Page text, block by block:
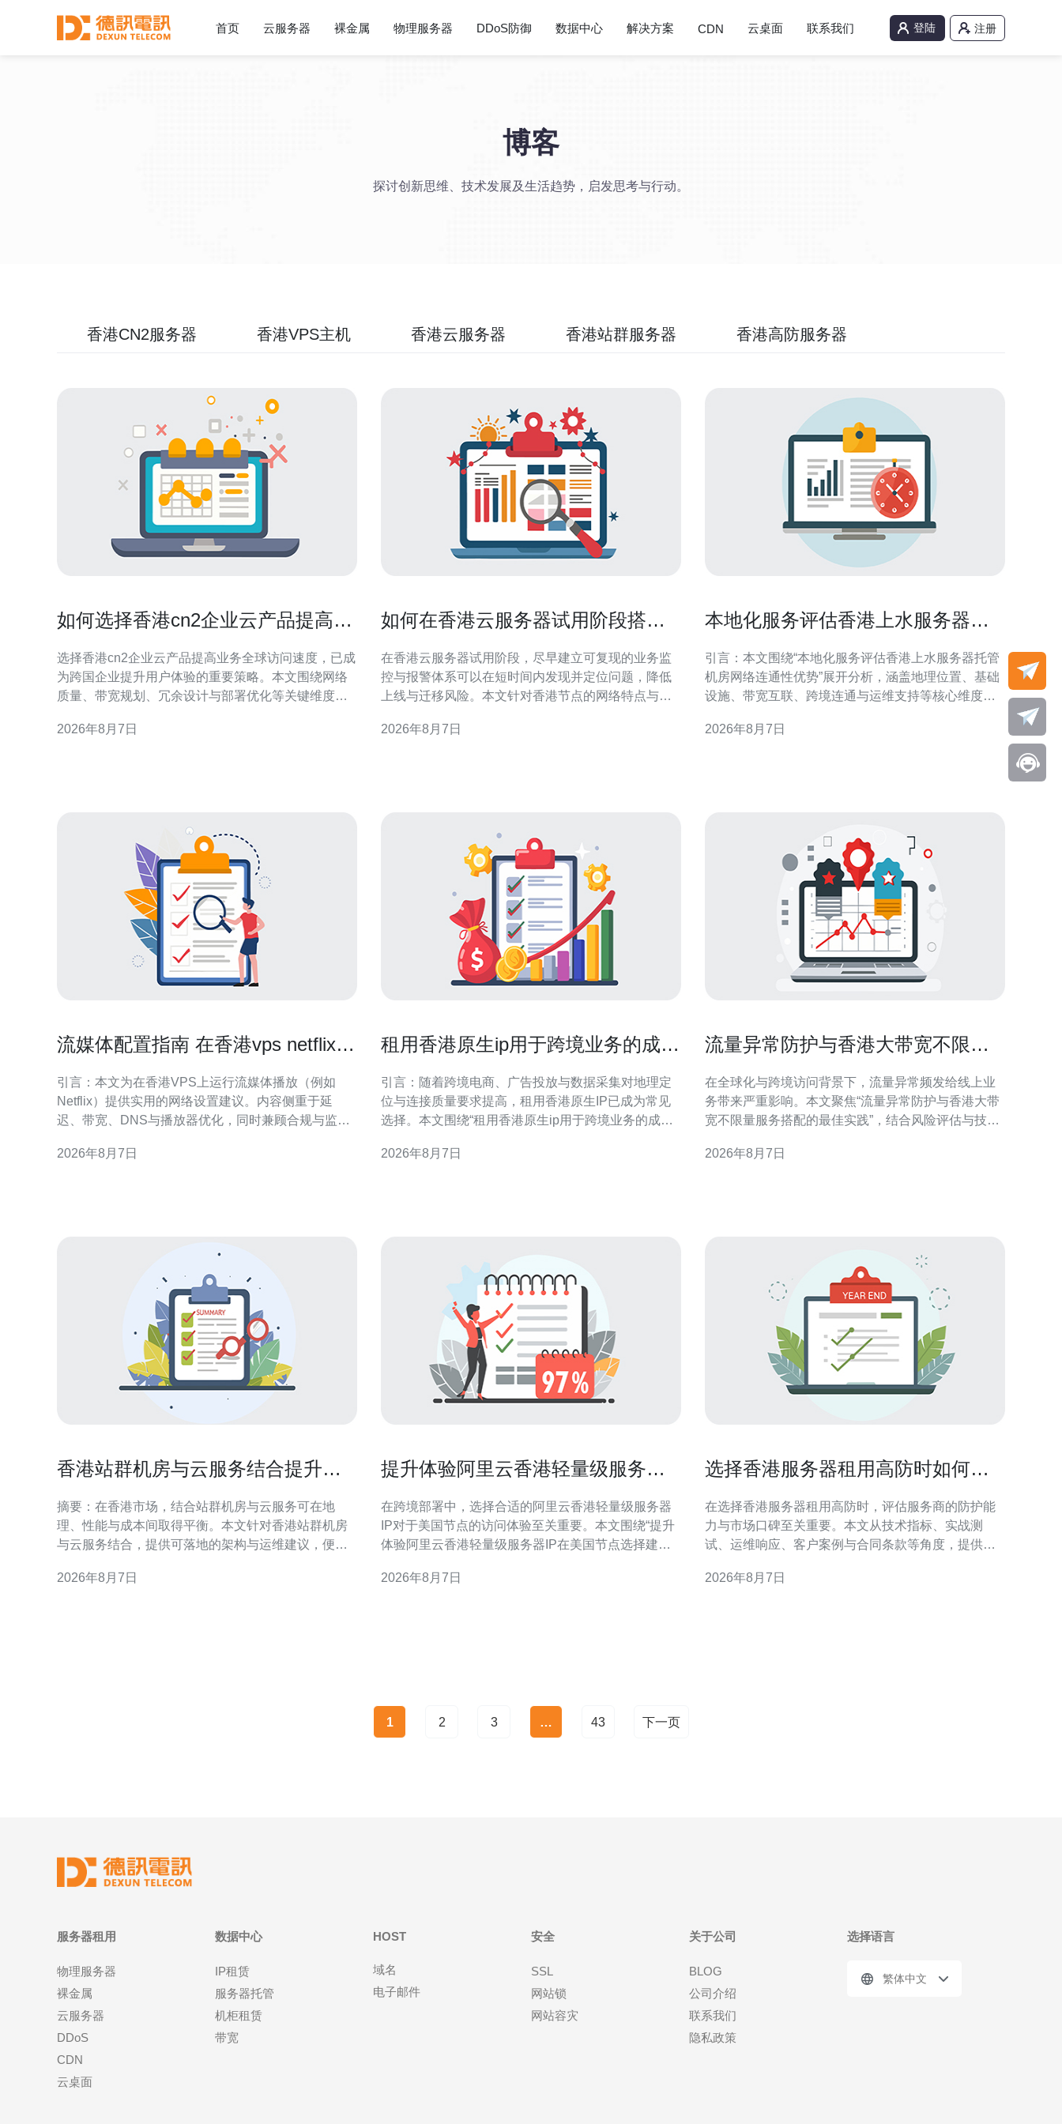
首页 云服务器 裸金属 物理服务器 DDoS防御 数据中心 解决方案 CDN 云桌面 联系我们 登陆 注册
博客
探讨创新思维、技术发展及生活趋势，启发思考与行动。
香港CN2服务器 香港VPS主机 香港云服务器 香港站群服务器 香港高防服务器
如何选择香港cn2企业云产品提高业
选择香港cn2企业云产品提高业务全球访问速度，已成
为跨国企业提升用户体验的重要策略。本文围绕网络
质量、带宽规划、冗余设计与部署优化等关键维度，
者快速锁定合适方案。 什么是香港CN2企业云产品 香
2026年8月7日
如何在香港云服务器试用阶段搭建
在香港云服务器试用阶段，尽早建立可复现的业务监
控与报警体系可以在短时间内发现并定位问题，降低
上线与迁移风险。本文针对香港节点的网络特点与
思路，帮助运维与开发团队在试用窗口内快速验证可
2026年8月7日
本地化服务评估香港上水服务器托
引言：本文围绕“本地化服务评估香港上水服务器托管
机房网络连通性优势”展开分析，涵盖地理位置、基础
设施、带宽互联、跨境连通与运维支持等核心维度，
理与网络枢纽优势 香港上水位于新界北部，毗邻深圳
2026年8月7日
流媒体配置指南 在香港vps netflix上
引言：本文为在香港VPS上运行流媒体播放（例如
Netflix）提供实用的网络设置建议。内容侧重于延
迟、带宽、DNS与播放器优化，同时兼顾合规与监控
VPS作为流媒体节点 香港地理位置优越，国际出口链
2026年8月7日
租用香港原生ip用于跨境业务的成本
引言：随着跨境电商、广告投放与数据采集对地理定
位与连接质量要求提高，租用香港原生IP已成为常见
选择。本文围绕“租用香港原生ip用于跨境业务的成本
估框架与合规建议，帮助在性能与合规之间取得平
2026年8月7日
流量异常防护与香港大带宽不限量
在全球化与跨境访问背景下，流量异常频发给线上业
务带来严重影响。本文聚焦“流量异常防护与香港大带
宽不限量服务搭配的最佳实践”，结合风险评估与技术
港及大中华区的企业。 为什么选择香港大带宽不限量
2026年8月7日
香港站群机房与云服务结合提升弹
摘要：在香港市场，结合站群机房与云服务可在地
理、性能与成本间取得平衡。本文针对香港站群机房
与云服务结合，提供可落地的架构与运维建议，便于
服务结合的必要性 香港作为区域网络枢纽，站群机房
2026年8月7日
提升体验阿里云香港轻量级服务器
在跨境部署中，选择合适的阿里云香港轻量级服务器
IP对于美国节点的访问体验至关重要。本文围绕“提升
体验阿里云香港轻量级服务器IP在美国节点选择建议”
方案，帮助技术与运维团队在兼顾稳定性和成本的前
2026年8月7日
选择香港服务器租用高防时如何验
在选择香港服务器租用高防时，评估服务商的防护能
力与市场口碑至关重要。本文从技术指标、实战测
试、运维响应、客户案例与合同条款等角度，提供可
理抉择。 核心技术指标：带宽、清洗能力与线路多样
2026年8月7日
1 2 3 … 43 下一页
服务器租用
物理服务器
裸金属
云服务器
DDoS
CDN
云桌面
数据中心
IP租赁
服务器托管
机柜租赁
带宽
HOST
域名
电子邮件
安全
SSL
网站锁
网站容灾
关于公司
BLOG
公司介绍
联系我们
隐私政策
选择语言
繁体中文